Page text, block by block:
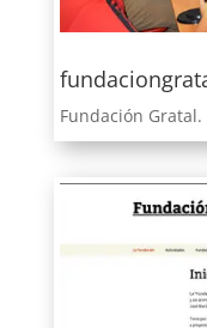
Fundación Gratal.